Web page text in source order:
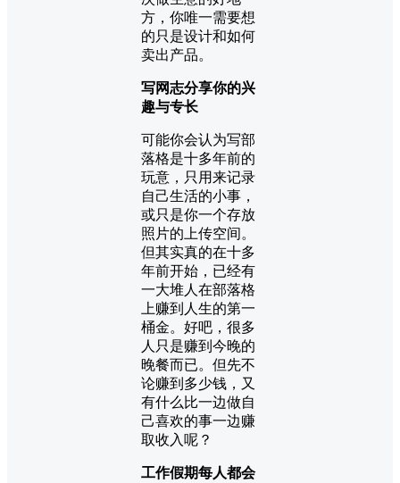
方，你唯一需要想
的只是设计和如何
卖出产品。
写网志分享你的兴
趣与专长
可能你会认为写部
落格是十多年前的
玩意，只用来记录
自己生活的小事，
或只是你一个存放
照片的上传空间。
但其实真的在十多
年前开始，已经有
一大堆人在部落格
上赚到人生的第一
桶金。好吧，很多
人只是赚到今晚的
晚餐而已。但先不
论赚到多少钱，又
有什么比一边做自
己喜欢的事一边赚
取收入呢？
工作假期每人都会